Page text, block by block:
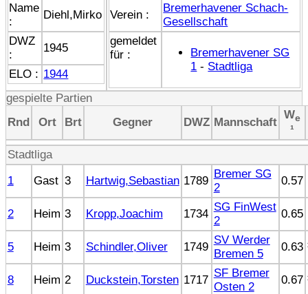
Name
:
Diehl,Mirko
DWZ
:
1945
ELO : 1944
Verein :
Bremerhavener Schach-
Gesellschaft
gemeldet
für :
Bremerhavener SG
1 - Stadtliga
gespielte Partien
Rnd
Ort Brt Gegner DWZ Mannschaft
We
¹
Stadtliga
1
Gast 3 Hartwig,Sebastian 1789
Bremer SG
2
0.57
2 Heim 3 Kropp,Joachim 1734
SG FinWest
2
0.65
5 Heim 3 Schindler,Oliver 1749
SV Werder
Bremen 5
0.63
8 Heim 2 Duckstein,Torsten 1717
SF Bremer
Osten 2
0.67